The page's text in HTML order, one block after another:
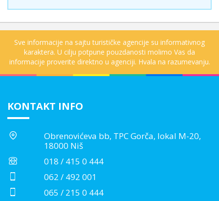
Sve informacije na sajtu turističke agencije su informativnog
karaktera. U cilju potpune pouzdanosti molimo Vas da
informacije proverite direktno u agenciji. Hvala na razumevanju.
KONTAKT INFO
Obrenovićeva bb, TPC Gorča, lokal M-20,
18000 Niš
018 / 415 0 444
062 / 492 001
065 / 215 0 444